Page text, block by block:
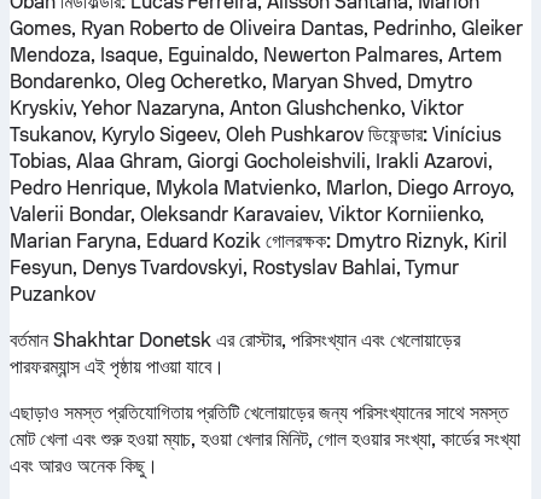
Gomes, Ryan Roberto de Oliveira Dantas, Pedrinho, Gleiker
Mendoza, Isaque, Eguinaldo, Newerton Palmares, Artem
Bondarenko, Oleg Ocheretko, Maryan Shved, Dmytro
Kryskiv, Yehor Nazaryna, Anton Glushchenko, Viktor
Tsukanov, Kyrylo Sigeev, Oleh Pushkarov ডিফেন্ডার:Vinícius
Tobias, Alaa Ghram, Giorgi Gocholeishvili, Irakli Azarovi,
Pedro Henrique, Mykola Matvienko, Marlon, Diego Arroyo,
Valerii Bondar, Oleksandr Karavaiev, Viktor Korniienko,
Marian Faryna, Eduard Kozikগোলরক্ষক: Dmytro Riznyk, Kiril
Fesyun, Denys Tvardovskyi, Rostyslav Bahlai, Tymur
Puzankov
বর্তমান Shakhtar Donetsk এর রোস্টার, পরিসংখ্যান এবং খেলোয়াড়ের
পারফরম্যান্স এই পৃষ্ঠায় পাওয়া যাবে।
এছাড়াও সমস্ত প্রতিযোগিতায় প্রতিটি খেলোয়াড়ের জন্য পরিসংখ্যানের সাথে সমস্ত
মোট খেলা এবং শুরু হওয়া ম্যাচ, হওয়া খেলার মিনিট, গোল হওয়ার সংখ্যা, কার্ডের সংখ্যা
এবং আরও অনেক কিছু।